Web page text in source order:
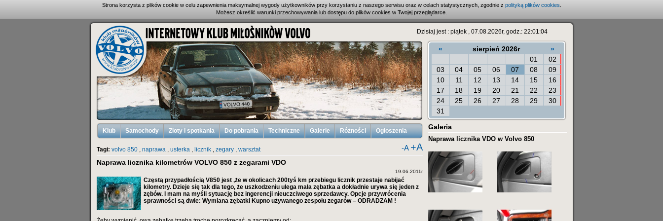
Strona korzysta z plików cookie w celu zapewnienia maksymalnej wygody użytkowników przy korzystaniu z naszego serwisu oraz w celach statystycznych, zgodnie z polityką plików cookies
Możesz określić warunki przechowywania lub dostępu do plików cookies w Twojej przeglądarce.
Dzisiaj jest : piątek , 07.08.2026r, godz.: 22:01:04
« sierpień 2026r
»
01
02
03
04 05 06 07 08
09
10
11 12 13 14 15
16
17
18 19 20 21 22
23
24
25 26 27 28 29
30
31
Klub Samochody Zloty i spotkania Do pobrania Techniczne Galerie Różności Ogłoszenia Galeria
Naprawa licznika VDO w Volvo 850
-A +A
Tagi: volvo 850, naprawa, usterka, licznik, zegary, warsztat
Naprawa licznika kilometrów VOLVO 850 z zegarami VDO
19.06.2011r
Częstą przypadłością V850 jest ,że w okolicach 200tyś km przebiegu licznik przestaje nabijać
kilometry. Dzieje się tak dla tego, że uszkodzeniu ulega mała zębatka a dokładnie urywa się jeden z
zębów. I mam na myśli sytuację bez ingerencji nieuczciwego sprzedawcy. Opcje przywrócenia
sprawności są dwie: Wymiana zębatki Kupno używanego zespołu zegarów – ODRADZAM !